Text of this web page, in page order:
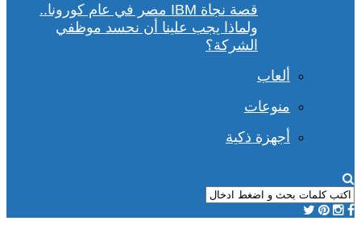
قصة نجاة IBM مصر في عام كورونا..
ولماذا يجب علينا أن نحسد موظفي
الشركة؟
ألعاب
منوعات
أجهزة ذكية